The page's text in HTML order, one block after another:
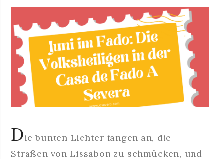
Die bunten Lichter fangen an, die
Straßen von Lissabon zu schmücken, und